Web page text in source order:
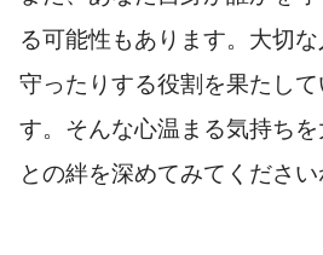
る可能性もあります。大切
守ったりする役割を果たし
す。そんな心温まる気持ち
との絆を深めてみてください